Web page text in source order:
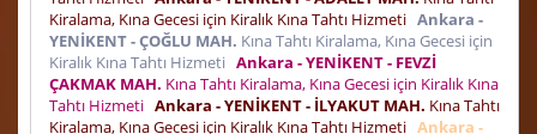
Kiralama, Kına Gecesi için Kiralık Kına Tahtı Hizmeti Ankara -
YENİKENT - ÇOĞLU MAH. Kına Tahtı Kiralama, Kına Gecesi için
Kiralık Kına Tahtı Hizmeti Ankara - YENİKENT - FEVZİ
ÇAKMAK MAH. Kına Tahtı Kiralama, Kına Gecesi için Kiralık Kına
Tahtı Hizmeti Ankara - YENİKENT - İLYAKUT MAH. Kına Tahtı
Kiralama, Kına Gecesi için Kiralık Kına Tahtı Hizmeti Ankara -